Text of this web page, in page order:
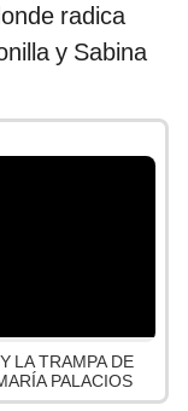
radica
y Sabina
LA TRAMPA DE
PALACIOS